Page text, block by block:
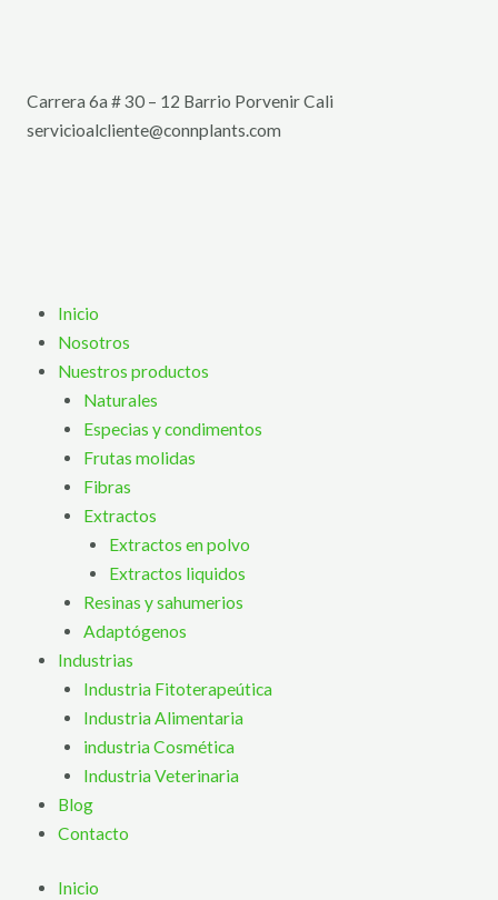
Carrera 6a # 30 – 12 Barrio Porvenir Cali
servicioalcliente@connplants.com
Inicio
Nosotros
Nuestros productos
Naturales
Especias y condimentos
Frutas molidas
Fibras
Extractos
Extractos en polvo
Extractos liquidos
Resinas y sahumerios
Adaptógenos
Industrias
Industria Fitoterapeútica
Industria Alimentaria
industria Cosmética
Industria Veterinaria
Blog
Contacto
Inicio